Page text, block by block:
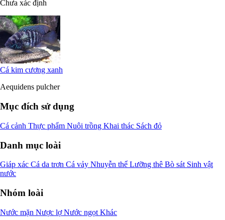
Pterophyllum spp
Cá điêu hồng
Oreochromis sp *
Cá La Hán